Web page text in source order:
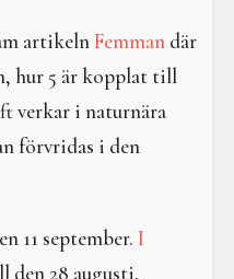
artikelnFemman där
hur 5 är kopplat till
verkar i naturnära
förvridas i den
11 september. I
den 28 augusti,